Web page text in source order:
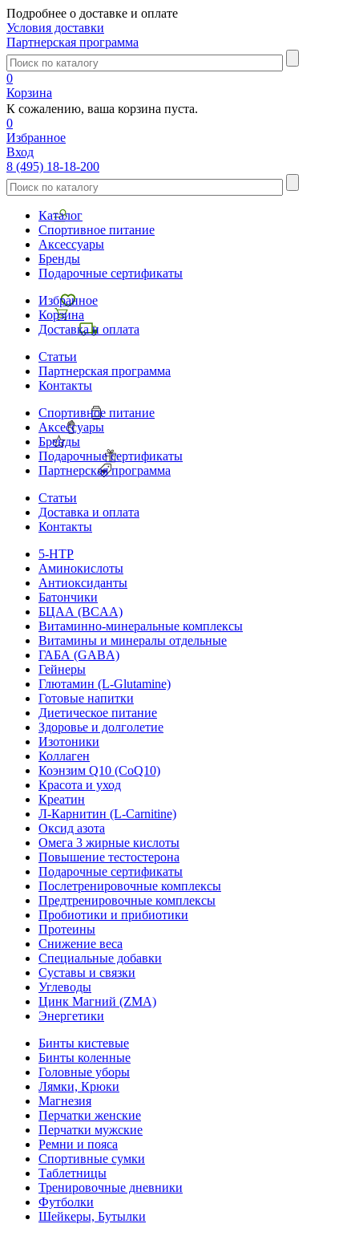
Подробнее о доставке и оплате
Условия доставки
Партнерская программа
0
Корзина
К сожалению, ваша корзина пуста.
0
Избранное
Вход
8 (495) 18-18-200
Каталог
Спортивное питание
Аксессуары
Бренды
Подарочные сертификаты
Избранное
Корзина
Доставка и оплата
Статьи
Партнерская программа
Контакты
Спортивное питание
Аксессуары
Бренды
Подарочные сертификаты
Партнерская программа
Статьи
Доставка и оплата
Контакты
5-HTP
Аминокислоты
Антиоксиданты
Батончики
БЦАА (BCAA)
Витаминно-минеральные комплексы
Витамины и минералы отдельные
ГАБА (GABA)
Гейнеры
Глютамин (L-Glutamine)
Готовые напитки
Диетическое питание
Здоровье и долголетие
Изотоники
Коллаген
Коэнзим Q10 (CoQ10)
Красота и уход
Креатин
Л-Карнитин (L-Сarnitine)
Оксид азота
Омега 3 жирные кислоты
Повышение тестостерона
Подарочные сертификаты
Послетренировочные комплексы
Предтренировочные комплексы
Пробиотики и прибиотики
Протеины
Снижение веса
Специальные добавки
Суставы и связки
Углеводы
Цинк Магний (ZMA)
Энергетики
Бинты кистевые
Бинты коленные
Головные уборы
Лямки, Крюки
Магнезия
Перчатки женские
Перчатки мужские
Ремни и пояса
Спортивные сумки
Таблетницы
Тренировочные дневники
Футболки
Шейкеры, Бутылки